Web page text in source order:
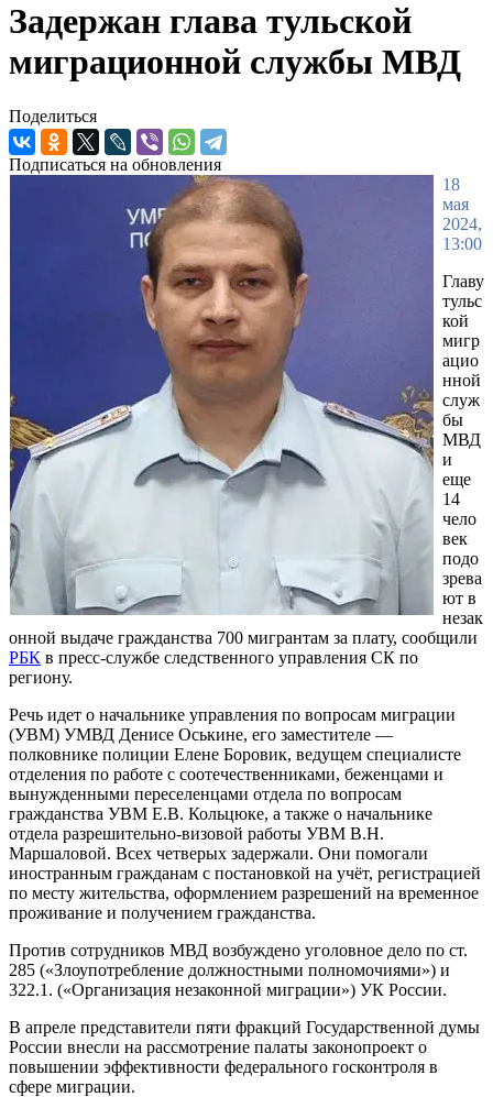
Задержан глава тульской
миграционной службы МВД
Поделиться
Подписаться на обновления
18
мая
2024,
13:00
Главу
тульс
кой
мигр
ацио
нной
служ
бы
МВД
и
еще
14
чело
век
подо
зрева
ют в
незак
онной выдаче гражданства 700 мигрантам за плату, сообщили
РБК в пресс-службе следственного управления СК по
региону.
Речь идет о начальнике управления по вопросам миграции
(УВМ) УМВД Денисе Оськине, его заместителе —
полковнике полиции Елене Боровик, ведущем специалисте
отделения по работе с соотечественниками, беженцами и
вынужденными переселенцами отдела по вопросам
гражданства УВМ Е.В. Кольцюке, а также о начальнике
отдела разрешительно-визовой работы УВМ В.Н.
Маршаловой. Всех четверых задержали. Они помогали
иностранным гражданам с постановкой на учёт, регистрацией
по месту жительства, оформлением разрешений на временное
проживание и получением гражданства.
Против сотрудников МВД возбуждено уголовное дело по ст.
285 («Злоупотребление должностными полномочиями») и
322.1. («Организация незаконной миграции») УК России.
В апреле представители пяти фракций Государственной думы
России внесли на рассмотрение палаты законопроект о
повышении эффективности федерального госконтроля в
сфере миграции.